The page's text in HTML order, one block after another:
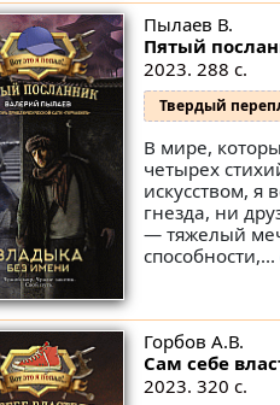
Пылаев В.
Пятый
2023. 288 с.
Твердый
В мире,
четырех
искусством,
гнезда, ни
— тяжелый
способности,...
Горбов А.В.
Сам себе
2023. 320 с.